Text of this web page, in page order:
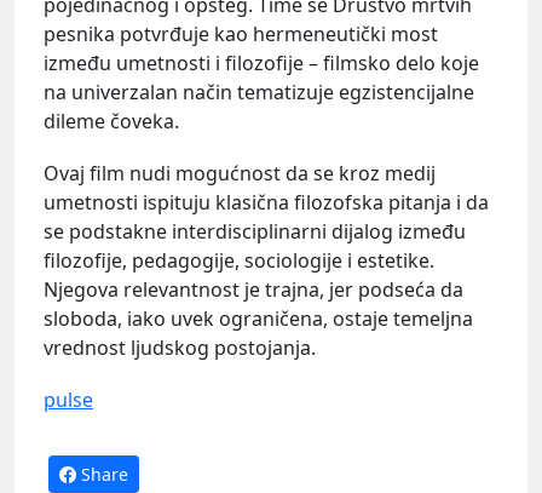
pesnika potvrđuje kao hermeneutički most
između umetnosti i filozofije – filmsko delo koje
na univerzalan način tematizuje egzistencijalne
dileme čoveka.
Ovaj film nudi mogućnost da se kroz medij
umetnosti ispituju klasična filozofska pitanja i da
se podstakne interdisciplinarni dijalog između
filozofije, pedagogije, sociologije i estetike.
Njegova relevantnost je trajna, jer podseća da
sloboda, iako uvek ograničena, ostaje temeljna
vrednost ljudskog postojanja.
pulse
Share